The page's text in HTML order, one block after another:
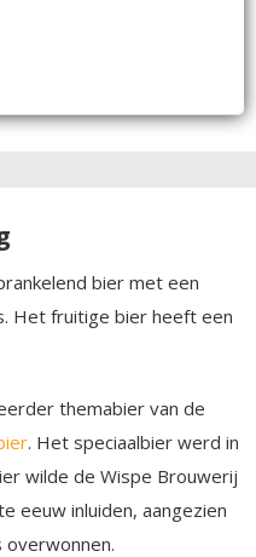
bier met een
Het fruitige bier heeft een
themabier van de
. Het speciaalbier werd in
wilde de Wispe Brouwerij
eeuw inluiden, aangezien
overwonnen.